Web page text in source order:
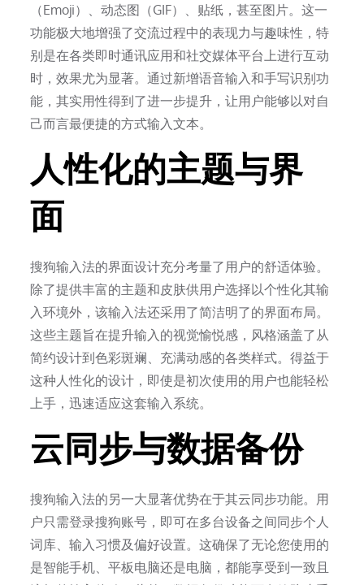
（Emoji）、动态图（GIF）、贴纸，甚至图片。这一
功能极大地增强了交流过程中的表现力与趣味性，特
别是在各类即时通讯应用和社交媒体平台上进行互动
时，效果尤为显著。通过新增语音输入和手写识别功
能，其实用性得到了进一步提升，让用户能够以对自
己而言最便捷的方式输入文本。
人性化的主题与界
面
搜狗输入法的界面设计充分考量了用户的舒适体验。
除了提供丰富的主题和皮肤供用户选择以个性化其输
入环境外，该输入法还采用了简洁明了的界面布局。
这些主题旨在提升输入的视觉愉悦感，风格涵盖了从
简约设计到色彩斑斓、充满动感的各类样式。得益于
这种人性化的设计，即使是初次使用的用户也能轻松
上手，迅速适应这套输入系统。
云同步与数据备份
搜狗输入法的另一大显著优势在于其云同步功能。用
户只需登录搜狗账号，即可在多台设备之间同步个人
词库、输入习惯及偏好设置。这确保了无论您使用的
是智能手机、平板电脑还是电脑，都能享受到一致且